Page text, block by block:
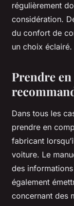
régulièrement
considération.
du confort de
un choix éclairé.
Prendre
Dans tous les
prendre en
fabricant
voiture. Le
des
également
concernant des